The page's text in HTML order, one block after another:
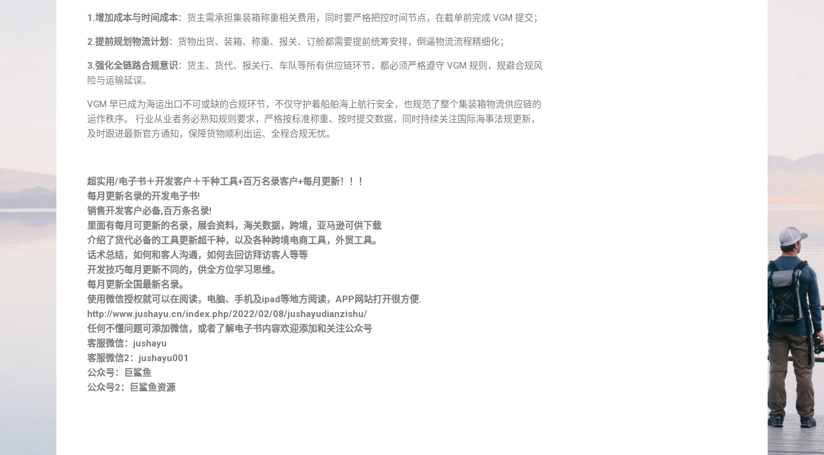
1.增加成本与时间成本：货主需承担集装箱称重相关费用，同时要严格把控时间节点，在截单前完成 VGM 提交；
2.提前规划物流计划 ：货物出货、装箱、称重、报关、订舱都需要提前统筹安排，倒逼物流流程精细化；
3.强化全链路合规意识：货主、货代、报关行、车队等所有供应链环节，都必须严格遵守 VGM 规则，规避合规风
险与运输延误。
VGM 早已成为海运出口不可或缺的合规环节，不仅守护着船舶海上航行安全，也规范了整个集装箱物流供应链的
运作秩序。 行业从业者务必熟知规则要求，严格按标准称重、按时提交数据，同时持续关注国际海事法规更新，
及时跟进最新官方通知，保障货物顺利出运、全程合规无忧。
超实用/电子书＋开发客户＋千种工具+百万名录客户+每月更新！！！
每月更新名录的开发电子书!
销售开发客户必备,百万条名录!
里面有每月可更新的名录，展会资料，海关数据，跨境，亚马逊可供下载
介绍了货代必备的工具更新超千种，以及各种跨境电商工具，外贸工具。
话术总结，如何和客人沟通，如何去回访拜访客人等等
开发技巧每月更新不同的，供全方位学习思维。
每月更新全国最新名录。
使用微信授权就可以在阅读，电脑、手机及ipad等地方阅读，APP网站打开很方便.
http://www.jushayu.cn/index.php/2022/02/08/jushayudianzishu/
任何不懂问题可添加微信，或者了解电子书内容欢迎添加和关注公众号
客服微信：jushayu
客服微信2：jushayu001
公众号：巨鲨鱼
公众号2：巨鲨鱼资源